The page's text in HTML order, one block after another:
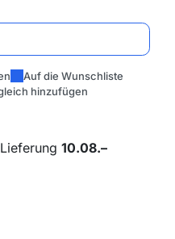
hinzufügen
Auf die Wunschliste
10.08.–